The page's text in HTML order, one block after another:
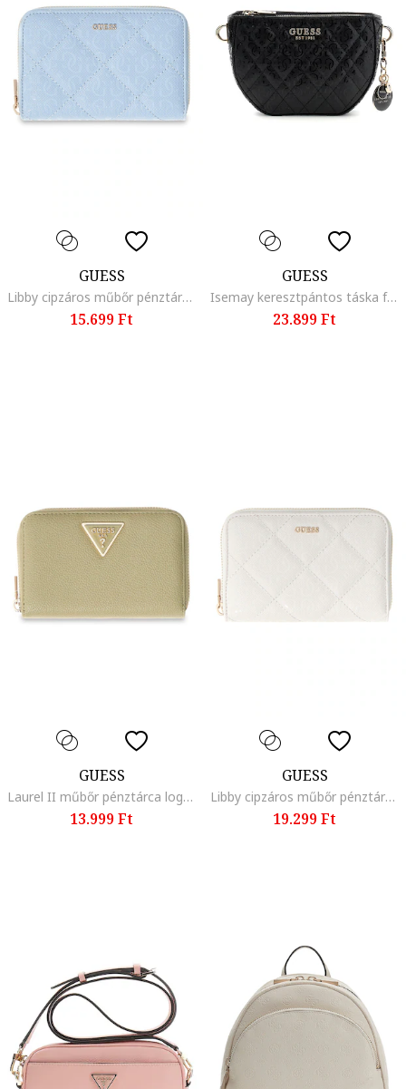
GUESS
Libby cipzáros műbőr pénztárca, Pasztellkék
15.699 Ft
GUESS
Isemay keresztpántos táska fémlogóval, Fekete
23.899 Ft
GUESS
Laurel II műbőr pénztárca logós részlettel, Halványzöld
13.999 Ft
GUESS
Libby cipzáros műbőr pénztárca, Törtfehér
19.299 Ft